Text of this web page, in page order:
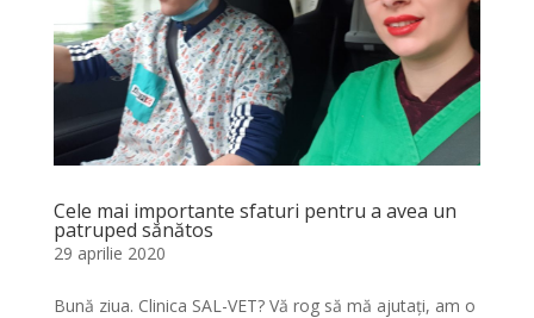
Cele mai importante sfaturi pentru a avea un
patruped sănătos
29 aprilie 2020
Bună ziua. Clinica SAL-VET? Vă rog să mă ajutați, am o